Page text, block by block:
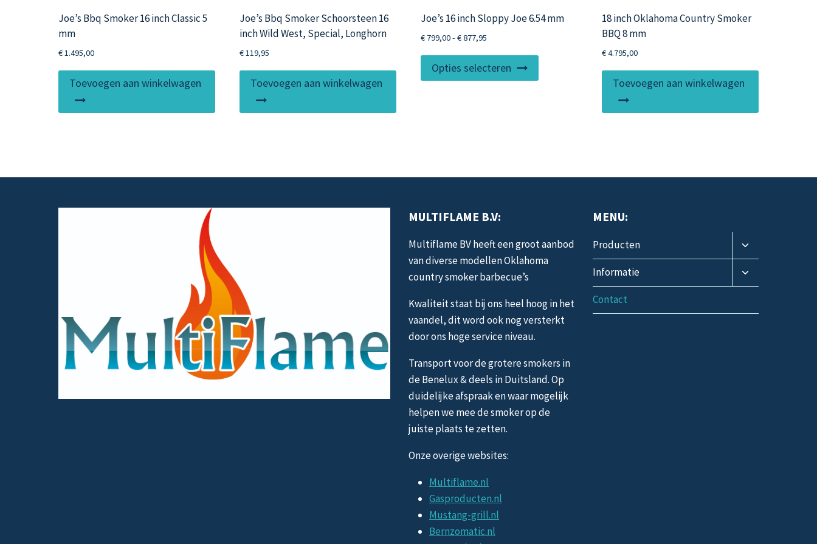
Joe’s Bbq Smoker 16 inch Classic 5
mm
€1.495,00
Toevoegen aan winkelwagen
Joe’s Bbq Smoker Schoorsteen 16
inch Wild West, Special, Longhorn
€119,95
Toevoegen aan winkelwagen
Joe’s 16 inch Sloppy Joe 6.54 mm
€ 799,00- €877,95
tot
€ 877,95
Opties selecteren
product
kan
de
productpagina
18 inch Oklahoma Country Smoker
BBQ 8 mm
€4.795,00
Toevoegen aan winkelwagen
MULTIFLAME B.V:
Multiflame BV heeft een groot aanbod
van diverse modellen Oklahoma
country smoker barbecue’s
Kwaliteit staat bij ons heel hoog in het
vaandel, dit word ook nog versterkt
door ons hoge service niveau.
Transport voor de grotere smokers in
de Benelux & deels in Duitsland. Op
duidelijke afspraak en waar mogelijk
helpen we mee de smoker op de
juiste plaats te zetten.
Onze overige websites:
Multiflame.nl
Gasproducten.nl
Mustang-grill.nl
Bernzomatic.nl
MENU:
Producten
Toggle
submenu
Informatie
Toggle
submenu
Contact